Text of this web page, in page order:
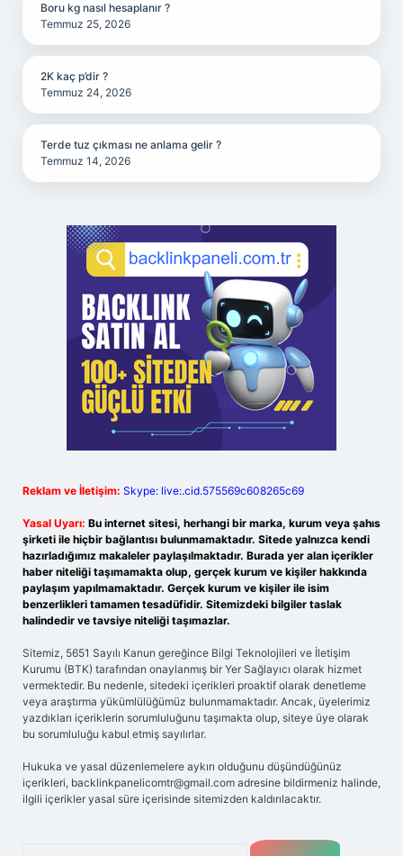
Boru kg nasıl hesaplanır ?
Temmuz 25, 2026
2K kaç p’dir ?
Temmuz 24, 2026
Terde tuz çıkması ne anlama gelir ?
Temmuz 14, 2026
Reklam ve İletişim: Skype: live:.cid.575569c608265c69
Yasal Uyarı: Bu internet sitesi, herhangi bir marka, kurum veya şahıs
şirketi ile hiçbir bağlantısı bulunmamaktadır. Sitede yalnızca kendi
hazırladığımız makaleler paylaşılmaktadır. Burada yer alan içerikler
haber niteliği taşımamakta olup, gerçek kurum ve kişiler hakkında
paylaşım yapılmamaktadır. Gerçek kurum ve kişiler ile isim
benzerlikleri tamamen tesadüfidir. Sitemizdeki bilgiler taslak
halindedir ve tavsiye niteliği taşımazlar.
Sitemiz, 5651 Sayılı Kanun gereğince Bilgi Teknolojileri ve İletişim
Kurumu (BTK) tarafından onaylanmış bir Yer Sağlayıcı olarak hizmet
vermektedir. Bu nedenle, sitedeki içerikleri proaktif olarak denetleme
veya araştırma yükümlülüğümüz bulunmamaktadır. Ancak, üyelerimiz
yazdıkları içeriklerin sorumluluğunu taşımakta olup, siteye üye olarak
bu sorumluluğu kabul etmiş sayılırlar.
Hukuka ve yasal düzenlemelere aykırı olduğunu düşündüğünüz
içerikleri, backlinkpanelicomtr@gmail.com adresine bildirmeniz halinde,
ilgili içerikler yasal süre içerisinde sitemizden kaldırılacaktır.